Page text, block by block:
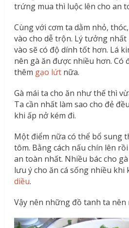
trứng mua thì luộc lên cho an
Cùng với cơm ta dằm nhỏ,
vào cho dễ trộn. Lý tưởng
vào sẽ có độ dính tốt hơn. Lá
nên gà ăn được nhiều hơn. Có
thêm gạo lứtnữa.
Gà mái ta cho ăn như thế thì
Ta cần nhất làm sao cho đẻ
khi ấp nở kém đi.
Một điểm nữa có thể bổ sung
tôm. Bằng cách nấu chín lên
an toàn nhất. Nhiều bác cho
lưu ý cho ăn cá sống nhiều khi
diều.
Vậy nên những đồ tanh ta nên